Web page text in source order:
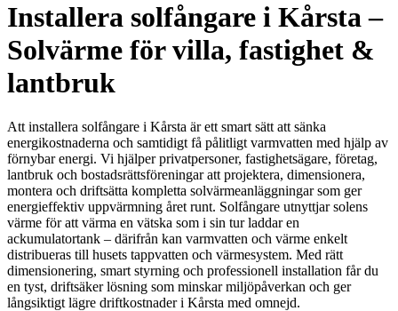
Installera solfångare i Kårsta –
Solvärme för villa, fastighet &
lantbruk
Att installera solfångare i Kårsta är ett smart sätt att sänka
energikostnaderna och samtidigt få pålitligt varmvatten med hjälp av
förnybar energi. Vi hjälper privatpersoner, fastighetsägare, företag,
lantbruk och bostadsrättsföreningar att projektera, dimensionera,
montera och driftsätta kompletta solvärmeanläggningar som ger
energieffektiv uppvärmning året runt. Solfångare utnyttjar solens
värme för att värma en vätska som i sin tur laddar en
ackumulatortank – därifrån kan varmvatten och värme enkelt
distribueras till husets tappvatten och värmesystem. Med rätt
dimensionering, smart styrning och professionell installation får du
en tyst, driftsäker lösning som minskar miljöpåverkan och ger
långsiktigt lägre driftkostnader i Kårsta med omnejd.